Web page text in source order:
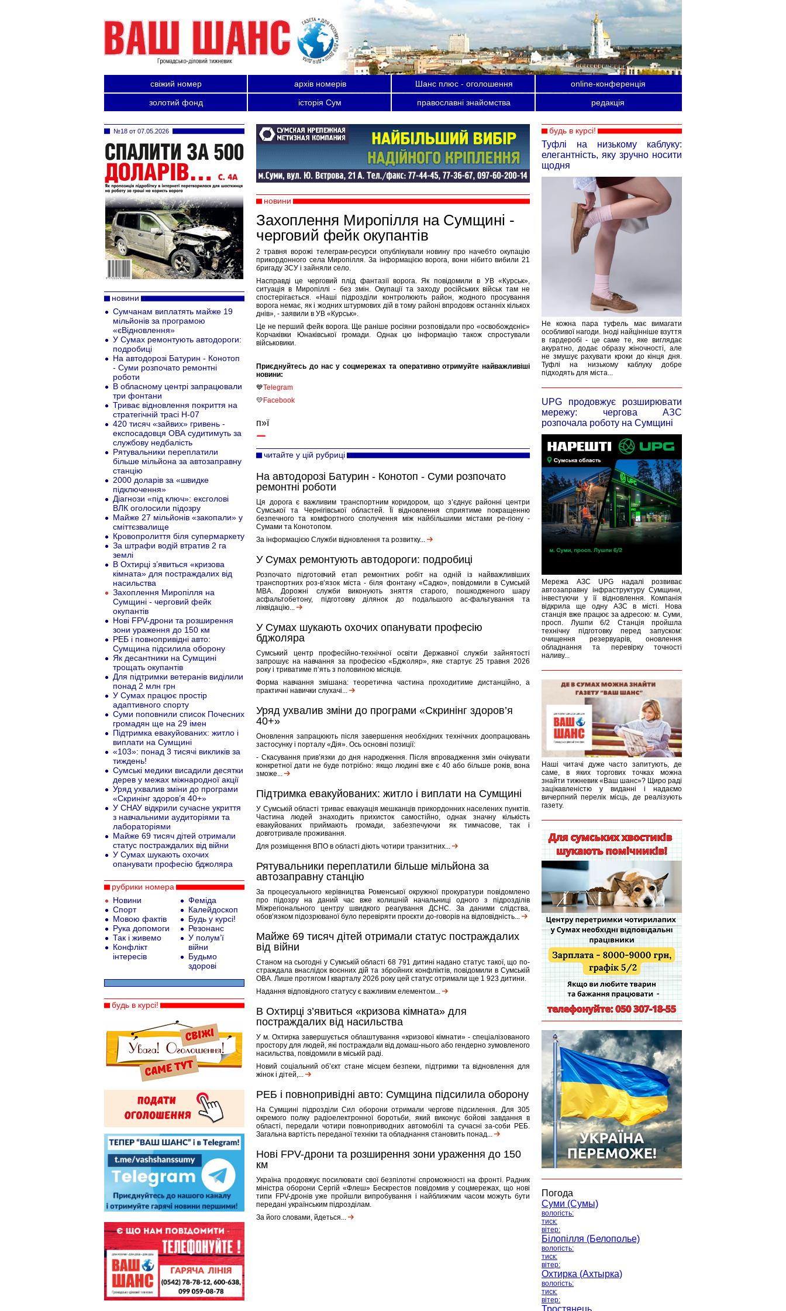
свіжий номер архів номерів Шанс плюс - оголошення
online-конференція
золотий фонд
історія Сум православні знайомства редакція
новини
Захоплення Миропілля на Сумщині -
черговий фейк окупантів
2 травня ворожі телеграм-ресурси опублікували новину про начебто окупацію
прикордонного села Миропілля. За інформацією ворога, вони нібито вибили 21
бригаду ЗСУ і зайняли село.
Насправді це черговий плід фантазії ворога. Як повідомили в УВ «Курськ»,
ситуація в Миропіллі - без змін. Окупації та заходу російських військ там не
спостерігається. «Наші підрозділи контролюють район, жодного просування
ворога немає, як і жодних штурмових дій в тому районі впродовж останніх кількох
днів», - заявили в УВ «Курськ».
Це не перший фейк ворога. Ще раніше росіяни розповідали про «освобождєніє»
Корчаківки Юнаківської громади. Однак цю інформацію також спростували
військовики.
Приєднуйтесь до нас у соцмережах та оперативно отримуйте найважливіші
новини:
💙Telegram
💛 Facebook
п»ї
читайте у цій рубриці
На автодорозі Батурин - Конотоп - Суми розпочато
ремонтні роботи
Ця дорога є важливим транспортним коридором, що з’єднує районні центри
Сумської та Чернігівської областей. Її відновлення сприятиме покращенню
безпечного та комфортного сполучення між найбільшими містами ре-гіону -
Сумами та Конотопом.
За інформацією Служби відновлення та розвитку...
У Сумах ремонтують автодороги: подробиці
Розпочато підготовчий етап ремонтних робіт на одній із найважливіших
транспортних роз-в’язок міста - біля фонтану «Садко», повідомили в Сумській
МВА. Дорожні служби виконують зняття старого, пошкодженого шару
асфальтобетону, підготовку ділянок до подальшого ас-фальтування та
ліквідацію...
У Сумах шукають охочих опанувати професію
бджоляра
Сумський центр професійно-технічної освіти Державної служби зайнятості
запрошує на навчання за професією «Бджоляр», яке стартує 25 травня 2026
року і триватиме п’ять з половиною місяців.
Форма навчання змішана: теоретична частина проходитиме дистанційно, а
практичні навички слухачі...
Уряд ухвалив зміни до програми «Скринінг здоров’я
40+»
Оновлення запрацюють після завершення необхідних технічних доопрацювань
застосунку і порталу «Дія». Ось основні позиції:
- Скасування прив’язки до дня народження. Після впровадження змін очікувати
конкретної дати не буде потрібно: якщо людині вже є 40 або більше років, вона
зможе...
Підтримка евакуйованих: житло і виплати на Сумщині
У Сумській області триває евакуація мешканців прикордонних населених пунктів.
Частина людей знаходить прихисток самостійно, однак значну кількість
евакуйованих приймають громади, забезпечуючи як тимчасове, так і
довготривале проживання.
Для розміщення ВПО в області діють чотири транзитних...
Рятувальники переплатили більше мільйона за
автозаправну станцію
За процесуального керівництва Роменської окружної прокуратури повідомлено
про підозру на даний час вже колишній начальниці одного з підрозділів
Міжрегіонального центру швидкого реагування ДСНС. За даними слідства,
обов’язком підозрюваної було перевіряти проєкти до-говорів на відповідність...
Майже 69 тисяч дітей отримали статус постраждалих
від війни
Станом на сьогодні у Сумській області 68 791 дитині надано статус такої, що по-
страждала внаслідок воєнних дій та збройних конфліктів, повідомили в Сумській
ОВА. Лише протягом І кварталу 2026 року цей статус отримали ще 1 923 дитини.
Надання відповідного статусу є важливим елементом...
В Охтирці з’явиться «кризова кімната» для
постраждалих від насильства
У м. Охтирка завершується облаштування «кризової кімнати» - спеціалізованого
простору для людей, які постраждали від домаш-нього або гендерно зумовленого
насильства, повідомили в міській раді.
Новий соціальний об’єкт стане місцем безпеки, підтримки та відновлення для
жінок і дітей,...
РЕБ і повнопривідні авто: Сумщина підсилила оборону
На Сумщині підрозділи Сил оборони отримали чергове підсилення. Для 305
окремого полку радіоелектронної боротьби, який виконує бойові завдання в
області, передали чотири повноприводних автомобілі та сучасні за-соби РЕБ.
Загальна вартість переданої техніки та обладнання становить понад...
Нові FPV-дрони та розширення зони ураження до 150
км
Україна продовжує посилювати свої безпілотні спроможності на фронті. Радник
міністра оборони Сергій «Флеш» Бескрестов повідомив у соцмережах, що нові
типи FPV-дронів уже пройшли випробування і найближчим часом можуть бути
передані українським підрозділам.
За його словами, йдеться...
будь в курсі!
Туфлі на низькому каблуку:
елегантність, яку зручно носити
щодня
Не кожна пара туфель має вимагати
особливої нагоди. Іноді найцінніше взуття
в гардеробі - це саме те, яке виглядає
акуратно, додає образу жіночності, але
не змушує рахувати кроки до кінця дня.
Туфлі на низькому каблуку добре
підходять для міста...
UPG продовжує розширювати
мережу: чергова АЗС
розпочала роботу на Сумщині
Мережа АЗС UPG надалі розвиває
автозаправну інфраструктуру Сумщини,
інвестуючи у її відновлення. Компанія
відкрила ще одну АЗС в місті. Нова
станція вже працює за адресою: м. Суми,
просп. Лушпи 6/2 Станція пройшла
технічну підготовку перед запуском:
очищення резервуарів, оновлення
обладнання та перевірку точності
наливу...
Наші читачі дуже часто запитують, де
саме, в яких торгових точках можна
знайти тижневик «Ваш шанс»? Щиро раді
зацікавленістю у виданні і надаємо
вичерпний перелік місць, де реалізують
газету.
Погода
Суми (Сумы)
вологість:
тиск:
вітер:
Білопілля (Белополье)
вологість:
тиск:
вітер:
Охтирка (Ахтырка)
вологість:
тиск:
вітер:
Тростянець
№18 от 07.05.2026
новини
Cумчанам виплатять майже 19
мільйонів за програмою
«єВідновлення»
У Сумах ремонтують автодороги:
подробиці
На автодорозі Батурин - Конотоп
- Суми розпочато ремонтні
роботи
В обласному центрі запрацювали
три фонтани
Триває відновлення покриття на
стратегічній трасі Н-07
420 тисяч «зайвих» гривень -
експосадовця ОВА судитимуть за
службову недбалість
Рятувальники переплатили
більше мільйона за автозаправну
станцію
2000 доларів за «швидке
підключення»
Діагнози «під ключ»: ексголові
ВЛК оголосили підозру
Майже 27 мільйонів «закопали» у
сміттєзвалище
Кровопролиття біля супермаркету
За штрафи водій втратив 2 га
землі
В Охтирці з’явиться «кризова
кімната» для постраждалих від
насильства
Захоплення Миропілля на
Сумщині - черговий фейк
окупантів
Нові FPV-дрони та розширення
зони ураження до 150 км
РЕБ і повнопривідні авто:
Сумщина підсилила оборону
Як десантники на Сумщині
трощать окупантів
Для підтримки ветеранів виділили
понад 2 млн грн
У Сумах працює простір
адаптивного спорту
Суми поповнили список Почесних
громадян ще на 29 імен
Підтримка евакуйованих: житло і
виплати на Сумщині
«103»: понад 3 тисячі викликів за
тиждень!
Сумські медики висадили десятки
дерев у межах міжнародної акції
Уряд ухвалив зміни до програми
«Скринінг здоров’я 40+»
У СНАУ відкрили сучасне укриття
з навчальними аудиторіями та
лабораторіями
Майже 69 тисяч дітей отримали
статус постраждалих від війни
У Сумах шукають охочих
опанувати професію бджоляра
рубрики номера
Новини
Спорт
Мовою фактів
Рука допомоги
Так і живемо
Конфлікт
інтересів
Феміда
Калейдоскоп
Будь у курсі!
Резонанс
У полум’ї
війни
Будьмо
здорові
будь в курсі!